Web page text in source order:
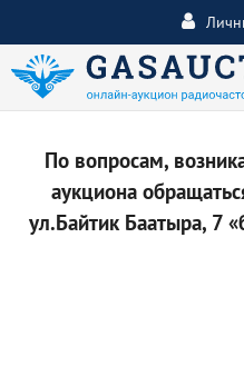
По вопросам,
аукциона
ул.Байтик Баатыра, 7